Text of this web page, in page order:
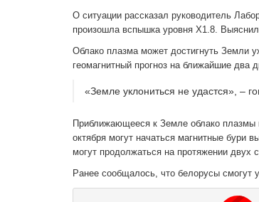
О ситуации рассказал руководитель
произошла вспышка уровня X1.8.
Облако плазма может достигнуть Земли
геомагнитный прогноз на ближайшие два
«Земле уклониться не удастся», –
Приближающееся к Земле облако плазмы
октября могут начаться магнитные бури
могут продолжаться на протяжении двух
Ранее сообщалось, что белорусы смогут